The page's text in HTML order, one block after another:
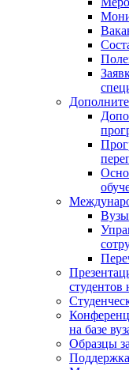
студентов
на базе
Образцы